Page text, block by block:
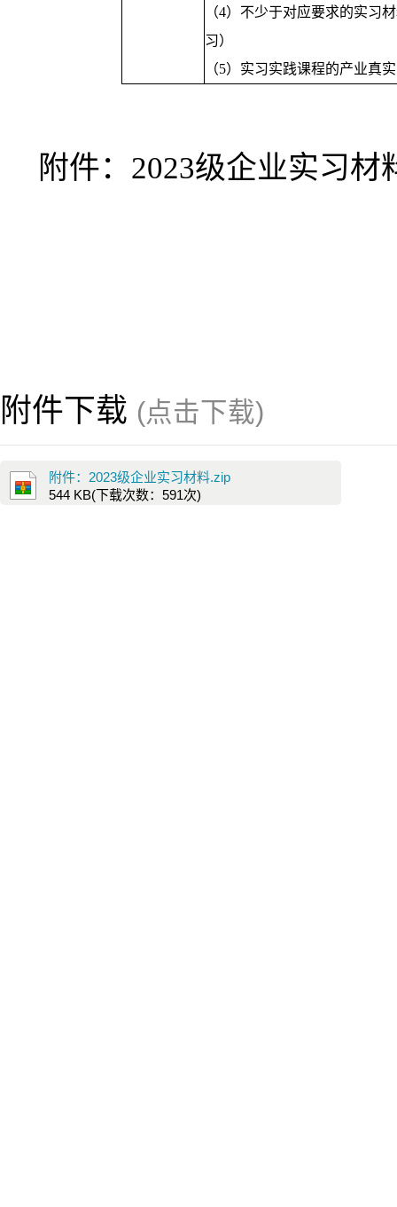
（4）不少于对应要求的实习
习）
（5）实习实践课程的产业真
附件：2023级企业实习材
附件下载 (点击下载)
附件：2023级企业实习材料.zip
544 KB(下载次数： 591次)